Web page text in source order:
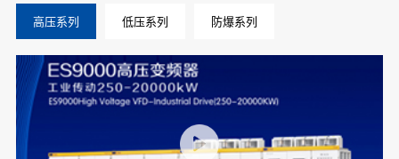
高压系列 低压系列 防爆系列